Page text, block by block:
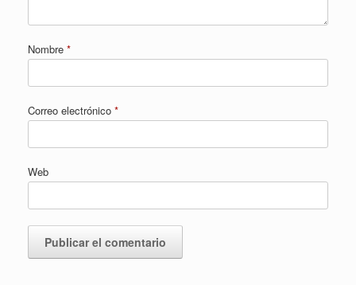
Nombre *
Correo electrónico *
Web